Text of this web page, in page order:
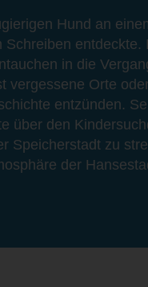
Hund an
entdeckte.
in die
vergessene Orte
entzünden.
über den
Speicherstadt zu
der